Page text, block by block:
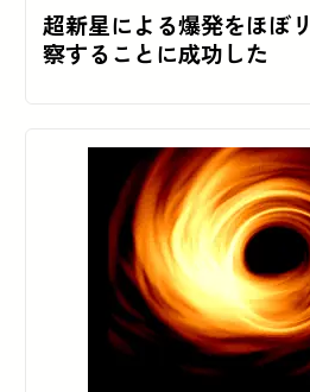
超新星による爆発をほぼ
察することに成功した